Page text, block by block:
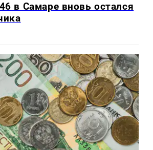
в Самаре вновь остался